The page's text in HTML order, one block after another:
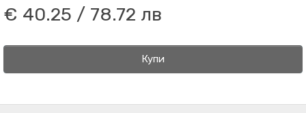
€ 40.25 / 78.72 лв
Купи